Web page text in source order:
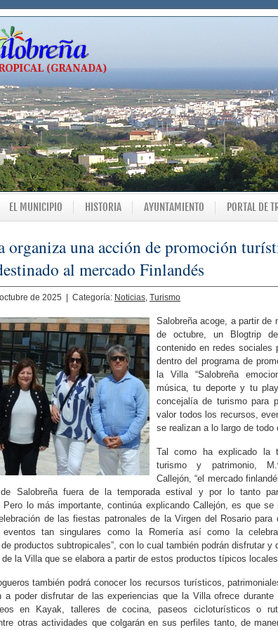
EL MUNICIPIO HISTORIA AYUNTAMIENTO PORTAL DE
organiza una acción de promoción
al mercado Finlandés
de 2025 | Categoría: Noticias Turismo
Salobreña acoge, a partir de
de octubre, un Blogtrip
contenido en redes sociales
dentro del programa de
la Villa “Salobreña
música, tu deporte y tu
concejalía de turismo para
valor todos los recursos,
se realizan a lo largo de todo
Tal como ha explicado la
turismo y patrimonio,
Callejón, “el mercado
Salobreña fuera de la temporada estival y por lo tanto
Pero lo más importante, continúa explicando Callejón, es que
de las fiestas patronales de la Virgen del Rosario para
eventos tan singulares como la Romería así como la
productos subtropicales”, con lo cual también podrán disfrutar y
de la Villa que se elabora a partir de estos productos típicos
también podrá conocer los recursos turísticos,
a poder disfrutar de las experiencias que la Villa ofrece
en Kayak, talleres de cocina, paseos cicloturísticos o
otras actividades que colgarán en sus perfiles tanto, de